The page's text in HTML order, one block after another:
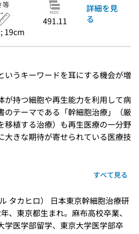
等
19cm
491.11
詳細を見
る
いうキーワードを耳にする機会が増
が持つ細胞や再生能力を利用して病
のテーマである「幹細胞治療」（厳
移植する治療）も再生医療の一分野
大きな期待が寄せられている医療技
すべて見る
タカヒロ） 日本東京幹細胞治療研
、東京都生まれ。麻布高校卒業、
学医学部留学、東京大学医学部卒